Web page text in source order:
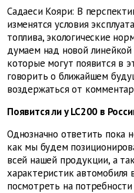
Садаеси Кояри: В
изменятся условия
топлива, экологические
думаем над новой линейкой
которые могут появится в
говорить о ближайшем
воздержаться от
Появится ли у LC200 в
Однозначно ответить пока
как мы будем
всей нашей продукции, а
характеристик автомобиля
посмотреть на